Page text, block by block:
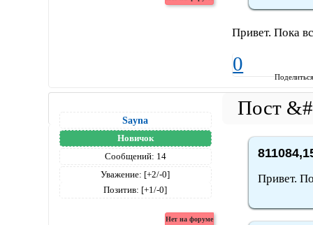
Привет. Пока
0
Sayna
Новичок
Сообщений: 14
Уважение: [+2/-0]
Позитив: [+1/-0]
Привет.